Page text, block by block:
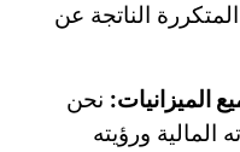
الناتجة عن
نحن
ورؤيته